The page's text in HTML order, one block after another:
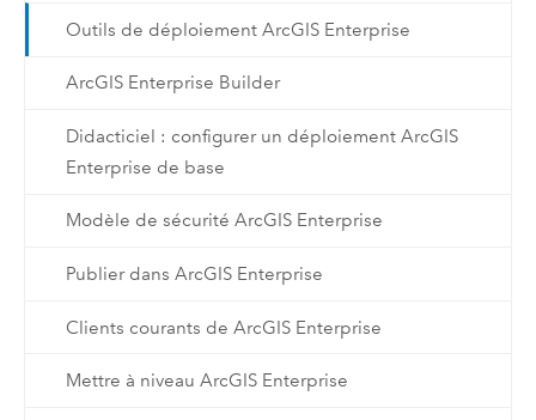
Outils de déploiement ArcGIS Enterprise
ArcGIS Enterprise Builder
Didacticiel : configurer un déploiement ArcGIS
Enterprise de base
Modèle de sécurité ArcGIS Enterprise
Publier dans ArcGIS Enterprise
Clients courants de ArcGIS Enterprise
Mettre à niveau ArcGIS Enterprise